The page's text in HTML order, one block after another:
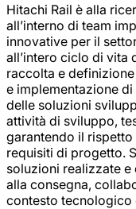
Hitachi Rail è alla
all’interno di team
innovative per il
all’intero ciclo di vita
raccolta e
e implementazione
delle soluzioni
attività di sviluppo,
garantendo il
requisiti di progetto.
soluzioni realizzate
alla consegna,
contesto tecnologico